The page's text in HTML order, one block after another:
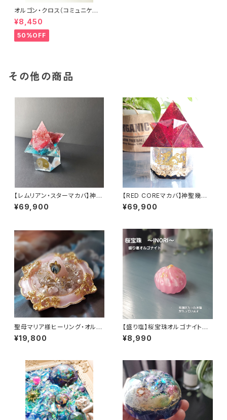
オルゴン・クロス（コミュニケー
ション）
¥8,450
50%OFF
その他の商品
【レムリアン・スターマカバ】神聖
幾何学オルゴナイト】専用台座付
き
¥69,900
【RED COREマカバ】神聖幾何
学オルゴナイト(専用台座付き)
¥69,900
聖母マリア様ヒーリング・オルゴ
ナイト～マリアピンクの光～
¥19,800
【盛り塩】桜宝珠オルゴナイト～I
NORI～
¥8,990